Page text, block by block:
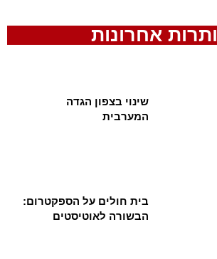
אחרונות
שינוי בצפון הגדה
המערבית
בית חולים על הספקטרום:
הבשורה לאוטיסטים